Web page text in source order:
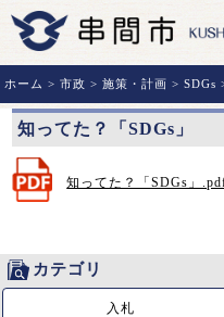
ホーム >市政 >施策・計画 >SDGs
知ってた？「SDGs」
知ってた？「SDGs」
カテゴリ
入札